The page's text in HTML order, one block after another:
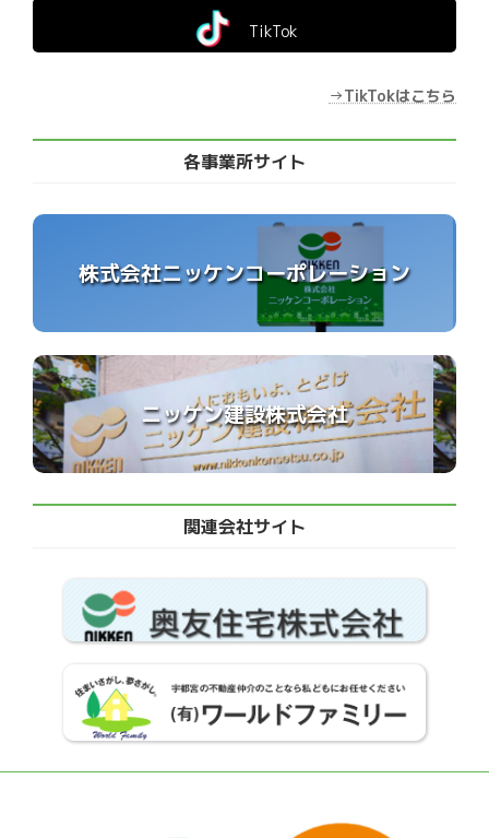
TikTok
→TikTokはこちら
各事業所サイト
株式会社ニッケンコーポレーション
ニッケン建設株式会社
関連会社サイト